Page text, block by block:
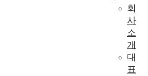
회
사
소
개
대
표